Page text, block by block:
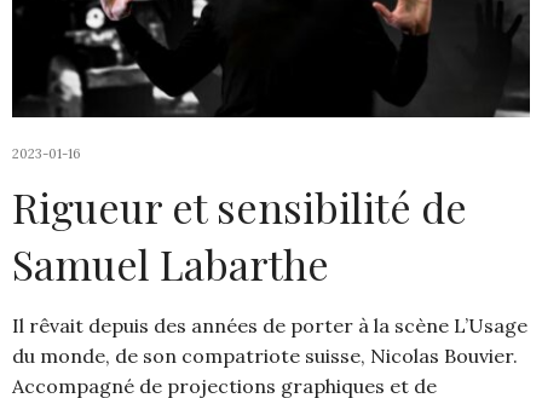
2023-01-16
Rigueur et sensibilité de
Samuel Labarthe
Il rêvait depuis des années de porter à la scène L’Usage
du monde, de son compatriote suisse, Nicolas Bouvier.
Accompagné de projections graphiques et de